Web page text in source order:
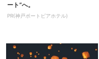
ート”へ。
PR(神戸ポートピアホテル)